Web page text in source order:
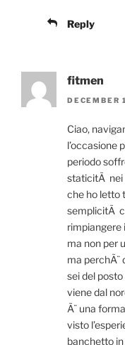
Reply
fitmen
DECEMBER
Ciao,
l’occasione
periodo
staticitÃ nei
che ho letto
semplicitÃ
rimpiangere
ma non per
ma perchÃ¨
sei del
viene dal
Ã¨ una
visto
banchetto